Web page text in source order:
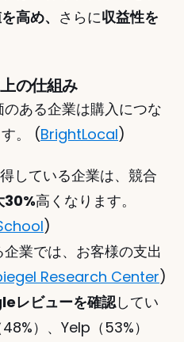
高め、 さらに収益性を
の仕組み
のある企業は購入につな
。 (BrightLocal)
している企業は、競合
30%高くなります。
)
業では、お客様の支出
Research Center)
レビューを確認してい
）、Yelp（53%）